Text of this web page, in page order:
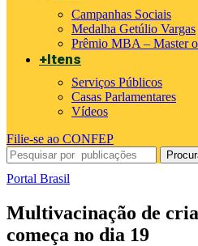
Campanhas Sociais
Medalha Getúlio Vargas
Prêmio MBA – Master
+Itens
Serviços Públicos
Casas Parlamentares
Vídeos
Filie-se ao CONFEP
Portal Brasil
Multivacinação de
começa no dia 19